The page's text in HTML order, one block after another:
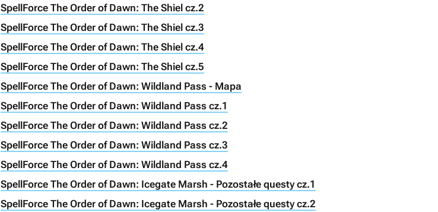
SpellForce The Order of Dawn: The Shiel cz.2
SpellForce The Order of Dawn: The Shiel cz.3
SpellForce The Order of Dawn: The Shiel cz.4
SpellForce The Order of Dawn: The Shiel cz.5
SpellForce The Order of Dawn: Wildland Pass - Mapa
SpellForce The Order of Dawn: Wildland Pass cz.1
SpellForce The Order of Dawn: Wildland Pass cz.2
SpellForce The Order of Dawn: Wildland Pass cz.3
SpellForce The Order of Dawn: Wildland Pass cz.4
SpellForce The Order of Dawn: Icegate Marsh - Pozostałe questy cz.1
SpellForce The Order of Dawn: Icegate Marsh - Pozostałe questy cz.2